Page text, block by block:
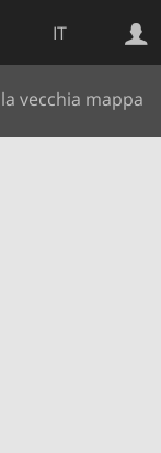
IT
vecchia mappa